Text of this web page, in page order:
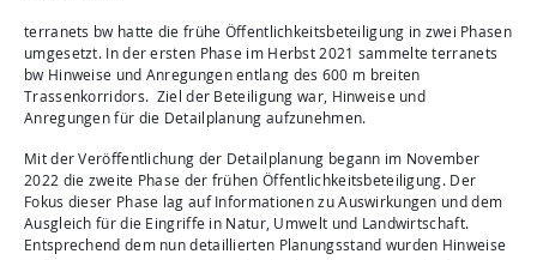
terranets bw hatte die frühe Öffentlichkeitsbeteiligung in zwei Phasen
umgesetzt. In der ersten Phase im Herbst 2021 sammelte terranets
bw Hinweise und Anregungen entlang des 600 m breiten
Trassenkorridors. Ziel der Beteiligung war, Hinweise und
Anregungen für die Detailplanung aufzunehmen.
Mit der Veröffentlichung der Detailplanung begann im November
2022 die zweite Phase der frühen Öffentlichkeitsbeteiligung. Der
Fokus dieser Phase lag auf Informationen zu Auswirkungen und dem
Ausgleich für die Eingriffe in Natur, Umwelt und Landwirtschaft.
Entsprechend dem nun detaillierten Planungsstand wurden Hinweise